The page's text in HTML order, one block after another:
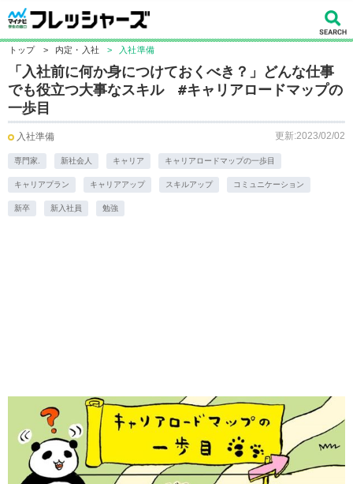
トップ > 内定・入社 > 入社準備
「入社前に何か身につけておくべき？」どんな仕事
でも役立つ大事なスキル #キャリアロードマップの
一歩目
入社準備 更新:2023/02/02
専門家. 新社会人 キャリア キャリアロードマップの一歩目
キャリアプラン キャリアアップ スキルアップ コミュニケーション
新卒 新入社員 勉強